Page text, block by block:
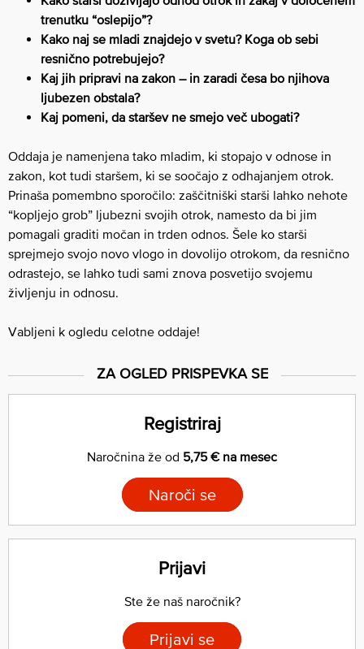
trenutku “oslepijo”?
Kako naj se mladi znajdejo v svetu? Koga ob sebi
resnično potrebujejo?
Kaj jih pripravi na zakon – in zaradi česa bo njihova
ljubezen obstala?
Kaj pomeni, da staršev ne smejo več ubogati?
Oddaja je namenjena tako mladim, ki stopajo v odnose in
zakon, kot tudi staršem, ki se soočajo z odhajanjem otrok.
Prinaša pomembno sporočilo: zaščitniški starši lahko nehote
“kopljejo grob” ljubezni svojih otrok, namesto da bi jim
pomagali graditi močan in trden odnos. Šele ko starši
sprejmejo svojo novo vlogo in dovolijo otrokom, da resnično
odrastejo, se lahko tudi sami znova posvetijo svojemu
življenju in odnosu.
Vabljeni k ogledu celotne oddaje!
ZA OGLED PRISPEVKA SE
Registriraj
Naročnina že od 5,75 € na mesec
Naroči se
Prijavi
Ste že naš naročnik?
Prijavi se